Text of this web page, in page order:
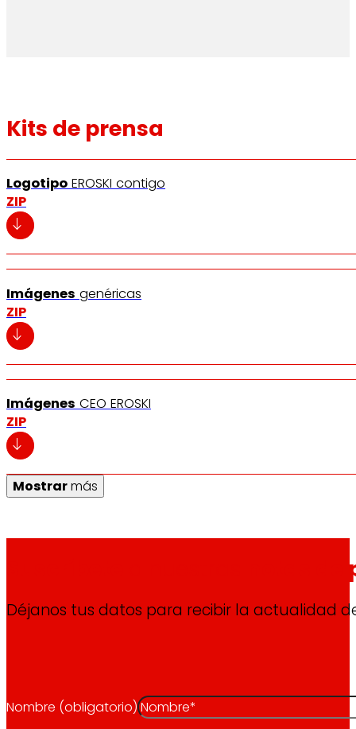
Kits de prensa
Logotipo EROSKI contigo
ZIP
Imágenes genéricas
ZIP
Imágenes CEO EROSKI
ZIP
Mostrarmás
notas
Déjanos tus datos para recibir la actualidad
Nombre (obligatorio)